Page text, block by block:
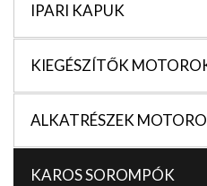
IPARI KAPUK
KIEGÉSZÍTŐK
ALKATRÉSZEK
KAROS SOROMPÓK